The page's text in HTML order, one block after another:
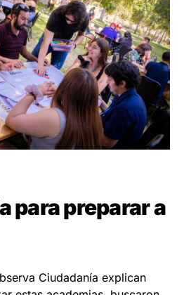
para preparar a
Ciudadanía explican